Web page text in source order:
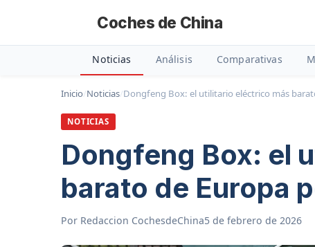
Coches de China
Noticias Análisis Comparativas
Inicio/Noticias/Dongfeng Box: el utilitario eléctrico más
NOTICIAS
Dongfeng Box: el
barato de Europa
Por Redaccion CochesdeChina5 de febrero de 2026